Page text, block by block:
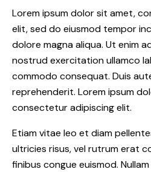
Lorem ipsum dolor sit amet,
elit, sed do eiusmod tempor
dolore magna aliqua. Ut enim
nostrud exercitation ullamco
commodo consequat. Duis
reprehenderit. Lorem ipsum
consectetur adipiscing elit.
Etiam vitae leo et diam
ultricies risus, vel rutrum erat
finibus congue euismod.